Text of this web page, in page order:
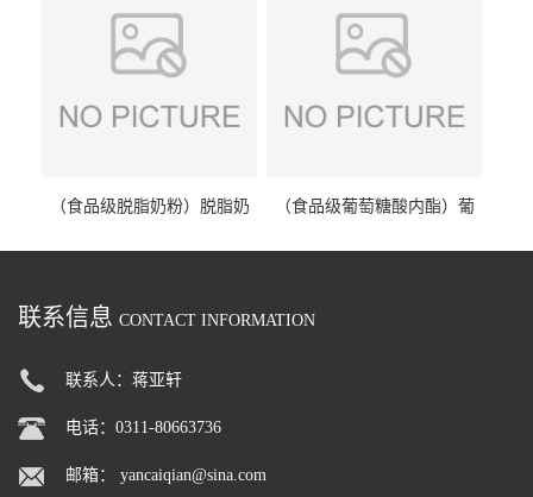
（食品级脱脂奶粉）脱脂奶
（食品级葡萄糖酸内酯）葡
联系信息 CONTACT INFORMATION
联系人：蒋亚轩
电话：0311-80663736
邮箱： yancaiqian@sina.com